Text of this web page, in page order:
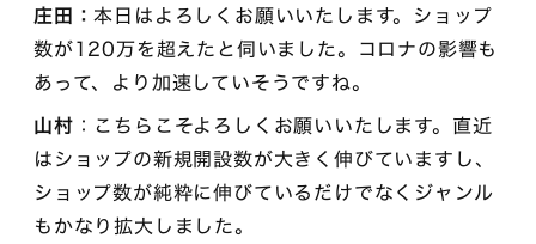
庄田：本日はよろしくお願いいたします。ショップ
数が120万を超えたと伺いました。コロナの影響も
あって、より加速していそうですね。
山村 ：こちらこそよろしくお願いいたします。直近
はショップの新規開設数が大きく伸びていますし、
ショップ数が純粋に伸びているだけでなくジャンル
もかなり拡大しました。